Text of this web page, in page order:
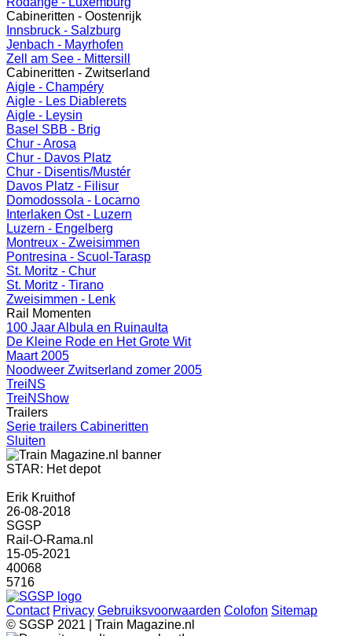
Cabineritten - Oostenrijk
Innsbruck - Salzburg
Jenbach - Mayrhofen
Zell am See - Mittersill
Cabineritten - Zwitserland
Aigle - Champéry
Aigle - Les Diablerets
Aigle - Leysin
Basel SBB - Brig
Chur - Arosa
Chur - Davos Platz
Chur - Disentis/Mustér
Davos Platz - Filisur
Domodossola - Locarno
Interlaken Ost - Luzern
Luzern - Engelberg
Montreux - Zweisimmen
Pontresina - Scuol-Tarasp
St. Moritz - Chur
St. Moritz - Tirano
Zweisimmen - Lenk
Rail Momenten
100 Jaar Albula en Ruinaulta
De Kleine Rode en Het Grote Wit
Maart 2005
Noodweer Zwitserland zomer 2005
TreiNS
TreiNShow
Trailers
Serie trailers Cabineritten
Sluiten
STAR: Het depot
Erik Kruithof
26-08-2018
SGSP
Rail-O-Rama.nl
15-05-2021
40068
5716
Contact Privacy Gebruiksvoorwaarden Colofon Sitemap
© SGSP 2021 | Train Magazine.nl